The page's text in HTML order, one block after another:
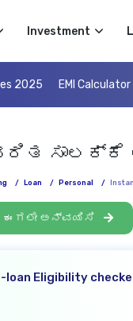
Investment
2025 EMI Calculator
ಸಾಲಕ್ಕೆ
/ Loan / Personal /
ಈಗಲೇ ಅನ್ವಯಿಸಿ
loan Eligibility